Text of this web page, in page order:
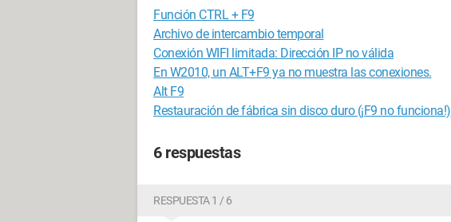
Función CTRL + F9
Archivo de intercambio temporal
Conexión WIFI limitada: Dirección IP no válida
En W2010, un ALT+F9 ya no muestra las conexiones.
Alt F9
Restauración de fábrica sin disco duro (¡F9 no funciona!)
6 respuestas
RESPUESTA 1 / 6